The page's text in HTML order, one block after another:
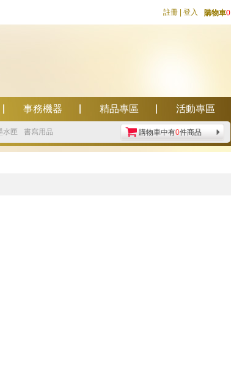
註冊 登入 購物車0
事務機器 精品專區 活動專區
水匣 書寫用品 購物車中有0件商品